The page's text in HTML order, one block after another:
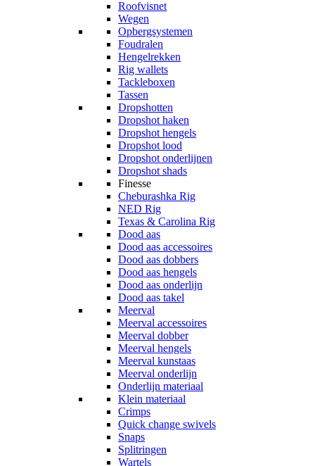
Roofvisnet
Wegen
Opbergsystemen
Foudralen
Hengelrekken
Rig wallets
Tackleboxen
Tassen
Dropshotten
Dropshot haken
Dropshot hengels
Dropshot lood
Dropshot onderlijnen
Dropshot shads
Finesse
Cheburashka Rig
NED Rig
Texas & Carolina Rig
Dood aas
Dood aas accessoires
Dood aas dobbers
Dood aas hengels
Dood aas onderlijn
Dood aas takel
Meerval
Meerval accessoires
Meerval dobber
Meerval hengels
Meerval kunstaas
Meerval onderlijn
Onderlijn materiaal
Klein materiaal
Crimps
Quick change swivels
Snaps
Splitringen
Wartels